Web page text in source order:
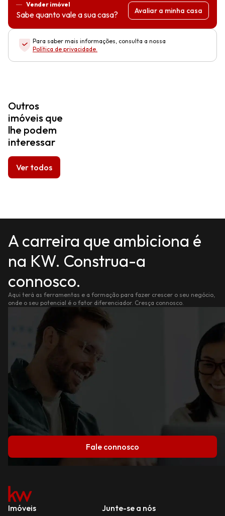
Vender imóvel
Sabe quanto vale a sua casa? Avaliar a minha casa
Para saber mais informações, consulta a nossa
Política de privacidade.
Outros
imóveis que
lhe podem
interessar
Ver todos
A carreira que ambiciona é
na KW. Construa-a
connosco.
Aqui terá as ferramentas e a formação para fazer crescer o seu negócio,
onde o seu potencial é o fator diferenciador. Cresça connosco.
Fale connosco
Imóveis
Junte-se a nós